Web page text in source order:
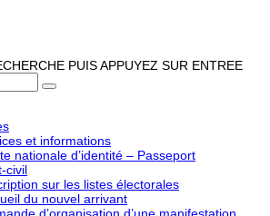
PUIS APPUYEZ SUR ENTREE
et informations
nationale d’identité – Passeport
civil
sur les listes électorales
du nouvel arrivant